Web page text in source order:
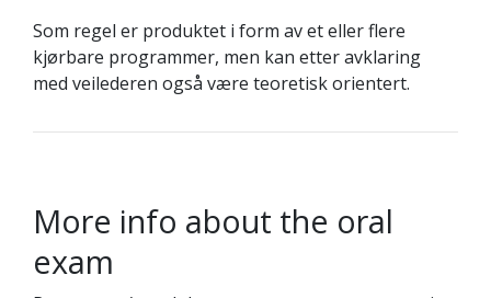
Som regel er produktet i form av et eller flere
kjørbare programmer, men kan etter avklaring
med veilederen også være teoretisk orientert.
More info about the oral
exam